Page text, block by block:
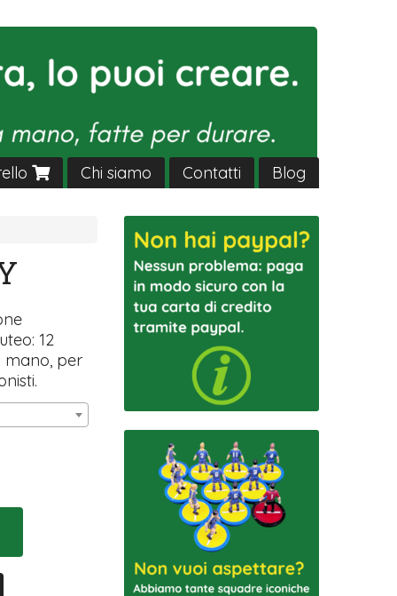
Chi siamo Contatti Blog
12
mano, per